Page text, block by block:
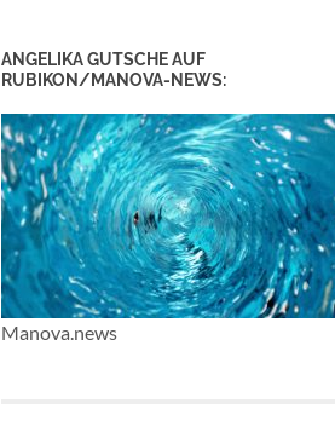
ANGELIKA GUTSCHE AUF
RUBIKON/MANOVA-NEWS:
Manova.news